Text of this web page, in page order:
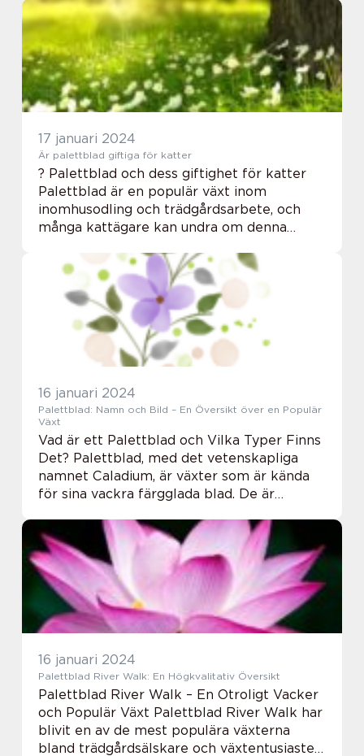
trädgårdsentusiaster och gröna ...
17 januari 2024
Är palettblad giftiga för katter
? Palettblad och dess giftighet för katter
Palettblad är en populär växt inom
inomhusodling och trädgårdsarbete, och
många kattägare kan undra om denna
husdjur. Denna artikel kommer att ge en
omfattande översikt...
16 januari 2024
Palettblad: Namn och Bild – En Översikt över en Populär
Växt
Vad är ett Palettblad och Vilka Typer Finns
Det? Palettblad, med det vetenskapliga
namnet Caladium, är växter som är kända
för sina vackra färgglada blad. De är
nyanser, vilket gör dem till ett populärt va...
16 januari 2024
Palettblad River Walk: En Högkvalitativ Översikt
Palettblad River Walk – En Otroligt Vacker
och Populär Växt Palettblad River Walk har
blivit en av de mest populära växterna
bland trädgårdsälskare och växtentusiaster